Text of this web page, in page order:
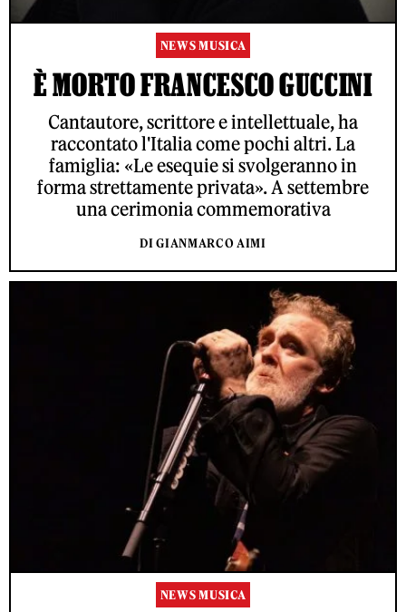
NEWS MUSICA
È MORTO FRANCESCO GUCCINI
Cantautore, scrittore e intellettuale, ha
raccontato l'Italia come pochi altri. La
famiglia: «Le esequie si svolgeranno in
forma strettamente privata». A settembre
una cerimonia commemorativa
DI GIANMARCO AIMI
NEWS MUSICA